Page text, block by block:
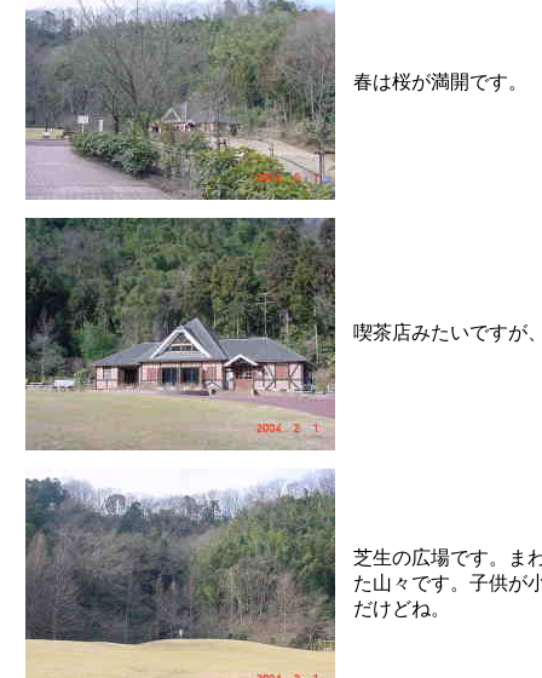
春は桜が満開です。
喫茶店みたいですが
芝生の広場です。ま
た山々です。子供が
だけどね。